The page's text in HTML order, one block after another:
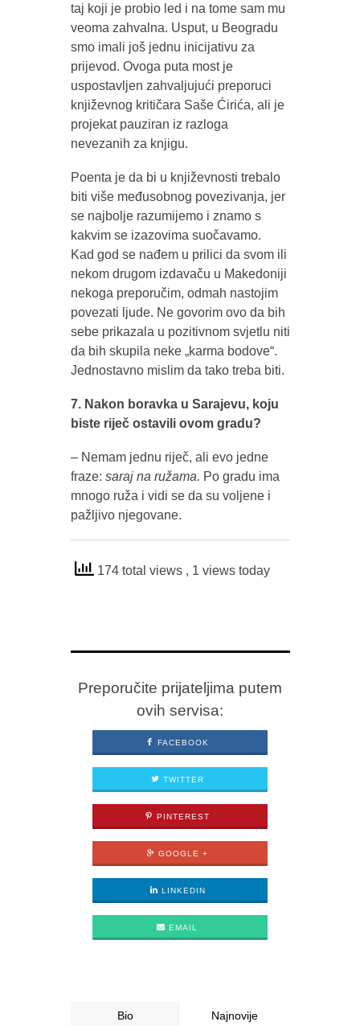
taj koji je probio led i na tome sam mu
veoma zahvalna. Usput, u Beogradu
smo imali još jednu inicijativu za
prijevod. Ovoga puta most je
uspostavljen zahvaljujući preporuci
književnog kritičara Saše Ćirića, ali je
projekat pauziran iz razloga
nevezanih za knjigu.
Poenta je da bi u književnosti trebalo
biti više međusobnog povezivanja, jer
se najbolje razumijemo i znamo s
kakvim se izazovima suočavamo.
Kad god se nađem u prilici da svom ili
nekom drugom izdavaču u Makedoniji
nekoga preporučim, odmah nastojim
povezati ljude. Ne govorim ovo da bih
sebe prikazala u pozitivnom svjetlu niti
da bih skupila neke „karma bodove“.
Jednostavno mislim da tako treba biti.
7. Nakon boravka u Sarajevu, koju
biste riječ ostavili ovom gradu?
– Nemam jednu riječ, ali evo jedne
fraze: saraj na ružama. Po gradu ima
mnogo ruža i vidi se da su voljene i
pažljivo njegovane.
174 total views , 1 views today
Preporučite prijateljima putem
ovih servisa:
FACEBOOK
TWITTER
PINTEREST
GOOGLE +
LINKEDIN
EMAIL
Bio Najnovije